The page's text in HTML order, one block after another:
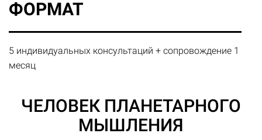
ФОРМАТ
5 индивидуальных консультаций + сопровождение 1
месяц
ЧЕЛОВЕК ПЛАНЕТАРНОГО
МЫШЛЕНИЯ